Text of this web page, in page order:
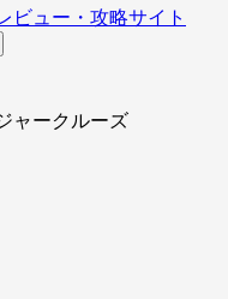
ャークルーズ